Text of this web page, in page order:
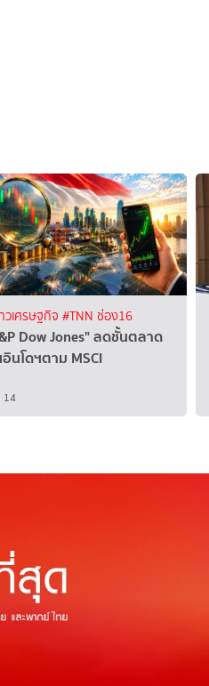
วเศรษฐกิจ #TNN ช่อง16
Dow Jones" ลดชั้นตลาด
นโดฯตาม MSCI
14